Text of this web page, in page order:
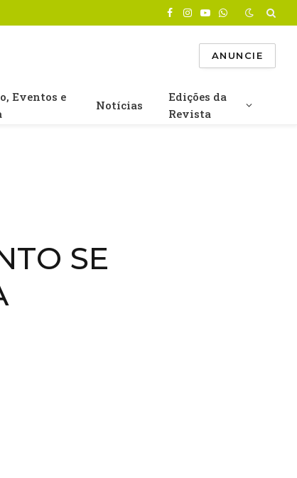
Facebook
Instagram
YouTube
WhatsApp
ANUNCIE
Eventos e
Notícias
Edições da
Revista
SE